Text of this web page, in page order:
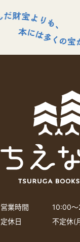
営業時間
10:00
定休日
不定休(